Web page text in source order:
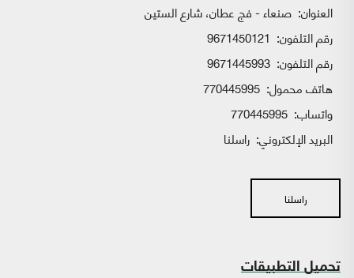
العنوان: صنعاء - فج عطان، شارع الستين
رقم التلفون: 9671450121
رقم التلفون: 9671445993
هاتف محمول: 770445995
واتساب:
البريد الإلكتروني: راسلنا
راسلنا
تحميل التطبيقات